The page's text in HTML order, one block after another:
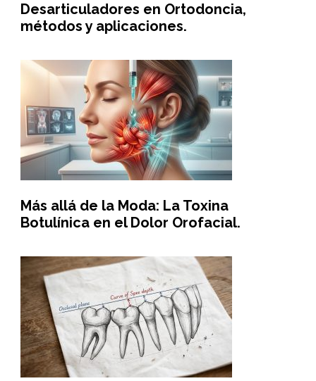
Desarticuladores en Ortodoncia,
métodos y aplicaciones.
Más allá de la Moda: La Toxina
Botulínica en el Dolor Orofacial.